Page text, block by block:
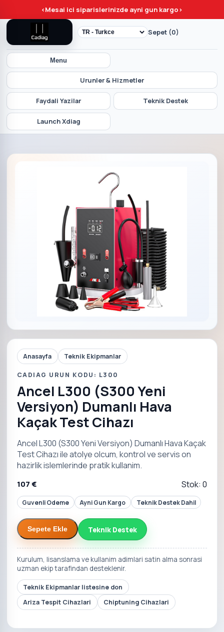
<Mesai ici siparislerinizde ayni gun kargo>
Menu
Urunler & Hizmetler
Faydali Yazilar Teknik Destek
Launch Xdiag
Sepet (0)
Anasayfa Teknik Ekipmanlar
CADIAG URUN KODU: L300
Ancel L300 (S300 Yeni
Versiyon) Dumanlı Hava
Kaçak Test Cihazı
Ancel L300 (S300 Yeni Versiyon) Dumanlı Hava Kaçak
Test Cihazı ile atolye olcum, kontrol ve servis on
hazirlik islemlerinde pratik kullanim.
107 € Stok: 0
Guvenli Odeme Ayni Gun Kargo Teknik Destek Dahil
Sepete Ekle Teknik Destek
Kurulum, lisanslama ve kullanim adimlari satin alma sonrasi
uzman ekip tarafindan desteklenir.
Teknik Ekipmanlar listesine don
Ariza Tespit Cihazlari
Chiptuning Cihazlari